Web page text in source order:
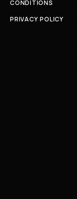
CONDITIONS
PRIVACY POLICY